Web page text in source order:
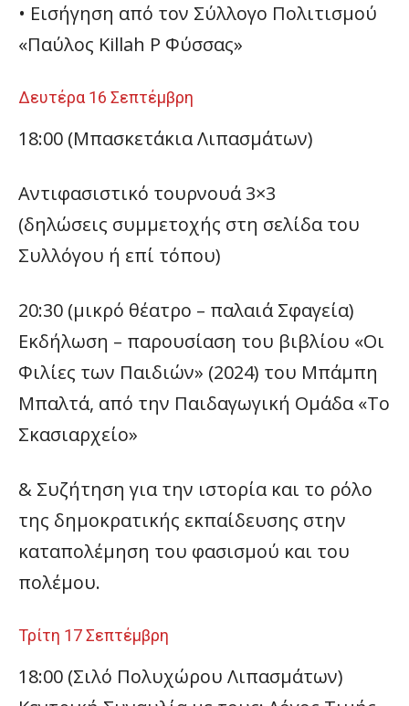
• Εισήγηση από τον Σύλλογο Πολιτισμού
«Παύλος Killah P Φύσσας»
Δευτέρα 16 Σεπτέμβρη
18:00 (Μπασκετάκια Λιπασμάτων)
Αντιφασιστικό τουρνουά 3×3
(δηλώσεις συμμετοχής στη σελίδα του
Συλλόγου ή επί τόπου)
20:30 (μικρό θέατρο – παλαιά Σφαγεία)
Εκδήλωση – παρουσίαση του βιβλίου «Οι
Φιλίες των Παιδιών» (2024) του Μπάμπη
Μπαλτά, από την Παιδαγωγική Ομάδα «Το
Σκασιαρχείο»
& Συζήτηση για την ιστορία και το ρόλο
της δημοκρατικής εκπαίδευσης στην
καταπολέμηση του φασισμού και του
πολέμου.
Τρίτη 17 Σεπτέμβρη
18:00 (Σιλό Πολυχώρου Λιπασμάτων)